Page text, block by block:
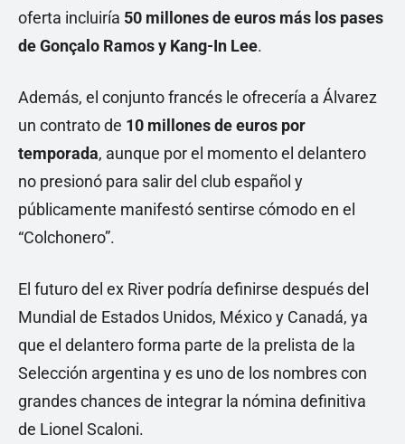
oferta incluiría 50 millones de euros más los pases
de Gonçalo Ramos y Kang-In Lee.
Además, el conjunto francés le ofrecería a Álvarez
un contrato de 10 millones de euros por
temporada, aunque por el momento el delantero
no presionó para salir del club español y
públicamente manifestó sentirse cómodo en el
“Colchonero”.
El futuro del ex River podría definirse después del
Mundial de Estados Unidos, México y Canadá, ya
que el delantero forma parte de la prelista de la
Selección argentina y es uno de los nombres con
grandes chances de integrar la nómina definitiva
de Lionel Scaloni.